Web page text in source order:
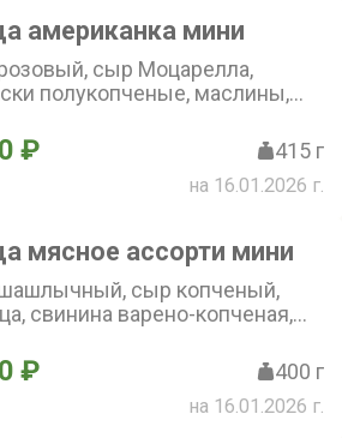
американка мини
сыр Моцарелла,
полукопченые, маслины,
₽ 415 г
на 16.01.2026 г.
мясное ассорти мини
сыр копченый,
свинина варено-копченая,
сыр Моцарелла, помидор,
(25 см)
₽ 400 г
на 16.01.2026 г.